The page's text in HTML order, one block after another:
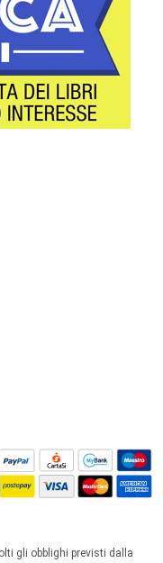
gli obblighi previsti dalla